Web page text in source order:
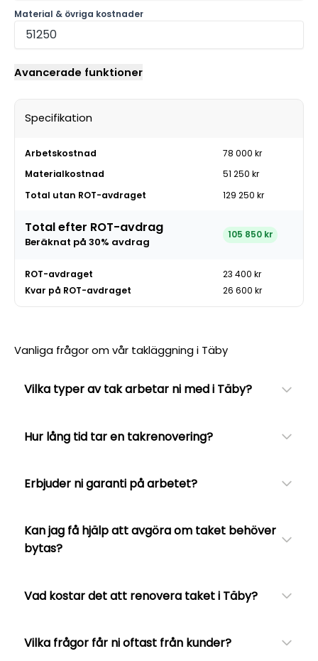
Material & övriga kostnader
Avancerade funktioner
Specifikation
Arbetskostnad
78 000 kr
Materialkostnad
51 250 kr
Total utan ROT-avdraget
129 250 kr
Total efter ROT-avdrag
Beräknat på 30% avdrag
105 850 kr
ROT-avdraget
23 400 kr
Kvar på ROT-avdraget
26 600 kr
Vanliga frågor om vår takläggning i Täby
Vilka typer av tak arbetar ni med i Täby?
Hur lång tid tar en takrenovering?
Erbjuder ni garanti på arbetet?
Kan jag få hjälp att avgöra om taket behöver
bytas?
Vad kostar det att renovera taket i Täby?
Vilka frågor får ni oftast från kunder?